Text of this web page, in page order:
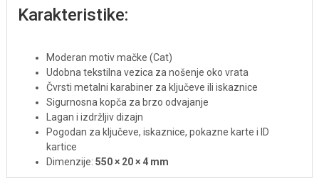
Karakteristike:
Moderan motiv mačke (Cat)
Udobna tekstilna vezica za nošenje oko vrata
Čvrsti metalni karabiner za ključeve ili iskaznice
Sigurnosna kopča za brzo odvajanje
Lagan i izdržljiv dizajn
Pogodan za ključeve, iskaznice, pokazne karte i ID
kartice
Dimenzije: 550 × 20 × 4 mm
Težina:10 g